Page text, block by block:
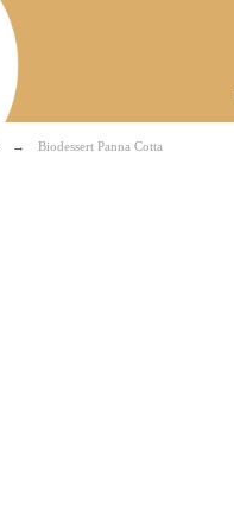
Biodessert Panna Cotta